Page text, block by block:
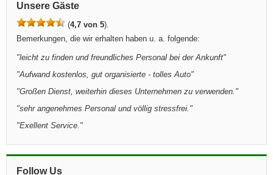
Unsere Gäste
(4,7 von 5).
Bemerkungen, die wir erhalten haben u. a. folgende:
"leicht zu finden und freundliches Personal bei der Ankunft"
"Aufwand kostenlos, gut organisierte - tolles Auto"
"Großen Dienst, weiterhin dieses Unternehmen zu verwenden."
"sehr angenehmes Personal und völlig stressfrei."
"Exellent Service."
Follow Us